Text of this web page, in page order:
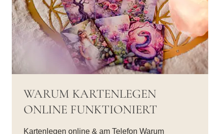
WARUM KARTENLEGEN
ONLINE FUNKTIONIERT
Kartenlegen online & am Telefon Warum